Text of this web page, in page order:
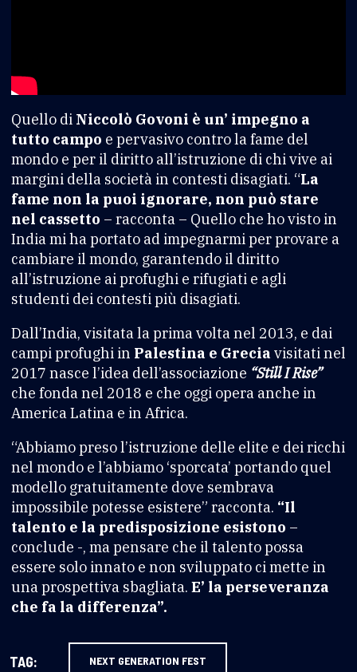
Quello di Niccolò Govoni è un’ impegno a
tutto campo e pervasivo contro la fame del
mondo e per il diritto all’istruzione di chi vive ai
margini della società in contesti disagiati. “La
fame non la puoi ignorare, non può stare
nel cassetto – racconta – Quello che ho visto in
India mi ha portato ad impegnarmi per provare a
cambiare il mondo, garantendo il diritto
all’istruzione ai profughi e rifugiati e agli
studenti dei contesti più disagiati.
Dall’India, visitata la prima volta nel 2013, e dai
campi profughi in Palestina e Grecia visitati nel
2017 nasce l’idea dell’associazione “Still I Rise”
che fonda nel 2018 e che oggi opera anche in
America Latina e in Africa.
“Abbiamo preso l’istruzione delle elite e dei ricchi
nel mondo e l’abbiamo ‘sporcata’ portando quel
modello gratuitamente dove sembrava
impossibile potesse esistere” racconta. “Il
talento e la predisposizione esistono –
conclude -, ma pensare che il talento possa
essere solo innato e non sviluppato ci mette in
una prospettiva sbagliata. E’ la perseveranza
che fa la differenza”.
TAG: NEXT GENERATION FEST